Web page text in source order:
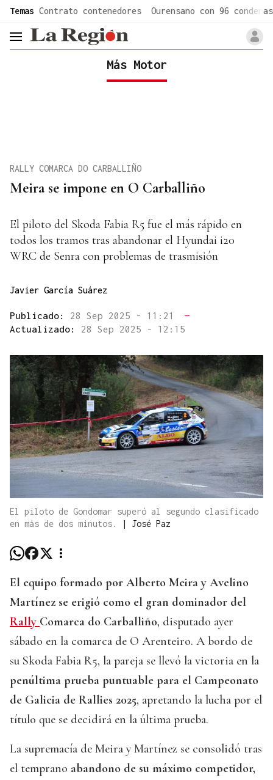
Temas Contrato contenedores Ourensano con 96 condenas
header.menu.open
Más Motor
Meira se impone en O Carballiño
RALLY COMARCA DO CARBALLIÑO
El piloto del Skoda Fabia R5 fue el más rápido en
todos los tramos tras abandonar el Hyundai i20
WRC de Senra con problemas de trasmisión
Javier García Suárez
Publicado: 28 Sep 2025 - 11:21
—
Actualizado: 28 Sep 2025 - 12:15
El piloto de Gondomar superó al segundo clasificado
en más de dos minutos.
| José Paz
El equipo formado por Alberto Meira y Avelino
Martínez se erigió como el gran dominador del
Rally Comarca do Carballiño, disputado ayer
sábado en la comarca de O Arenteiro. A bordo de
su Skoda Fabia R5, la pareja se llevó la victoria en la
penúltima prueba puntuable para el Campeonato
de Galicia de Rallies 2025, apretando la lucha por el
título que se decidirá en la última prueba.
La supremacía de Meira y Martínez se consolidó tras
el temprano abandono de su máximo competidor,